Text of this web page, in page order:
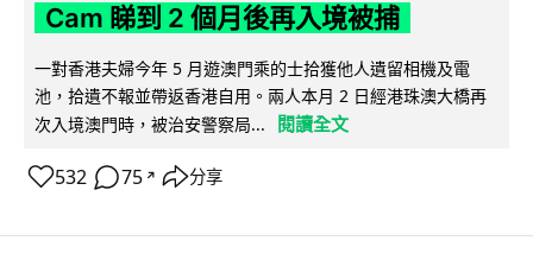
Cam 睇到 2 個月後再入境被捕
一對香港夫婦今年 5 月遊澳門乘的士拾獲他人遺留相機及電
池，拾遺不報並帶返香港自用。兩人本月 2 日經港珠澳大橋再
次入境澳門時，被治安警察局...
閱讀全文
532 75 ↗ 分享